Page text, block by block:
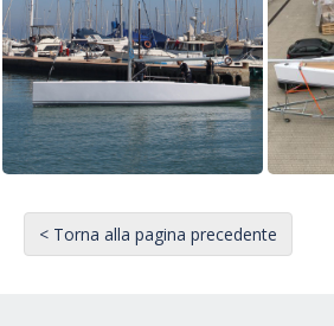
< Torna alla pagina precedente